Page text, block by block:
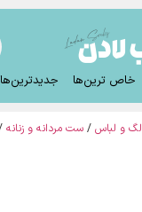
خاص ترین‌ها جدیدترین‌ها
لگ و لباس / ست مردانه و زنانه